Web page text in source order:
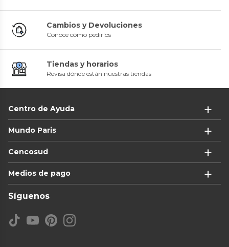
Cambios y Devoluciones
Conoce cómo pedirlos
Tiendas y horarios
Revisa dónde están nuestras tiendas
Centro de Ayuda
Mundo Paris
Cencosud
Medios de pago
Síguenos